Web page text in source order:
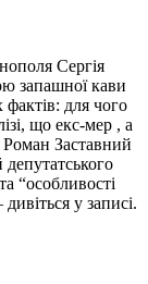
Сергія
запашної кави
фактів: для чого
що екс-мер , а
Роман Заставний
“особливості
у записі.